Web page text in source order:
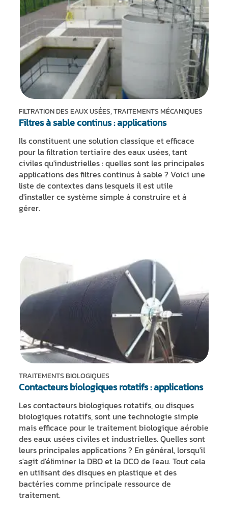
FILTRATION DES EAUX USÉES, TRAITEMENTS MÉCANIQUES
Filtres à sable continus : applications
Ils constituent une solution classique et efficace
pour la filtration tertiaire des eaux usées, tant
civiles qu'industrielles : quelles sont les principales
applications des filtres continus à sable ? Voici une
liste de contextes dans lesquels il est utile
d'installer ce système simple à construire et à
gérer.
TRAITEMENTS BIOLOGIQUES
Contacteurs biologiques rotatifs : applications
Les contacteurs biologiques rotatifs, ou disques
biologiques rotatifs, sont une technologie simple
mais efficace pour le traitement biologique aérobie
des eaux usées civiles et industrielles. Quelles sont
leurs principales applications ? En général, lorsqu'il
s'agit d'éliminer la DBO et la DCO de l'eau. Tout cela
en utilisant des disques en plastique et des
bactéries comme principale ressource de
traitement.